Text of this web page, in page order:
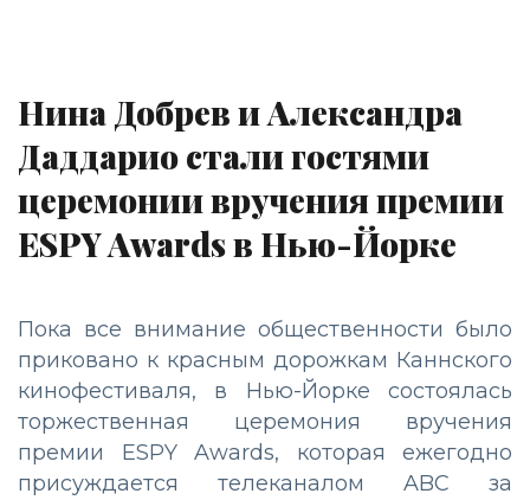
Нина Добрев и Александра
Даддарио стали гостями
церемонии вручения премии
ESPY Awards в Нью-Йорке
Пока все внимание общественности было
приковано к красным дорожкам Каннского
кинофестиваля, в Нью-Йорке состоялась
торжественная церемония вручения
премии ESPY Awards, которая ежегодно
присуждается телеканалом ABC за